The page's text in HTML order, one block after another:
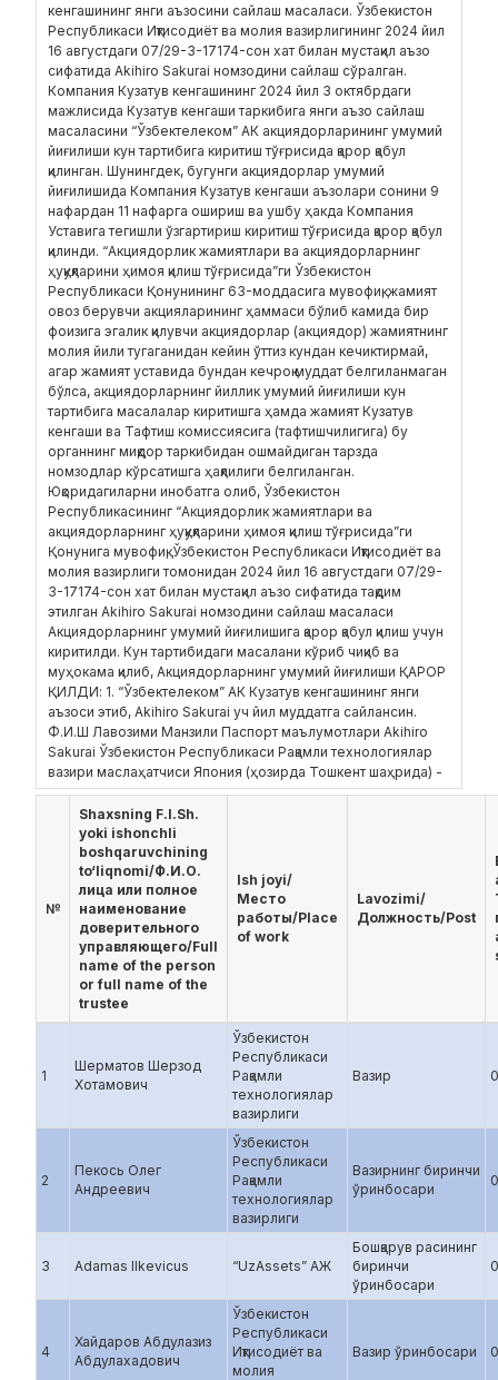
кенгашининг янги аъзосини сайлаш масаласи. Ўзбекистон
Республикаси Иқтисодиёт ва молия вазирлигининг 2024 йил
16 августдаги 07/29-3-17174-сон хат билан мустақил аъзо
сифатида Akihiro Sakurai номзодини сайлаш сўралган.
Компания Кузатув кенгашининг 2024 йил 3 октябрдаги
мажлисида Кузатув кенгаши таркибига янги аъзо сайлаш
масаласини “Ўзбектелеком” АК акциядорларининг умумий
йиғилиши кун тартибига киритиш тўғрисида қарор қабул
қилинган. Шунингдек, бугунги акциядорлар умумий
йиғилишида Компания Кузатув кенгаши аъзолари сонини 9
нафардан 11 нафарга ошириш ва ушбу ҳакда Компания
Уставига тегишли ўзгартириш киритиш тўғрисида қарор қабул
қилинди. “Акциядорлик жамиятлари ва акциядорларнинг
ҳуқуқларини ҳимоя қилиш тўғрисида”ги Ўзбекистон
Республикаси Қонунининг 63-моддасига мувофиқ, жамият
овоз берувчи акцияларининг ҳаммаси бўлиб камида бир
фоизига эгалик қилувчи акциядорлар (акциядор) жамиятнинг
молия йили тугаганидан кейин ўттиз кундан кечиктирмай,
агар жамият уставида бундан кечроқ муддат белгиланмаган
бўлса, акциядорларнинг йиллик умумий йиғилиши кун
тартибига масалалар киритишга ҳамда жамият Кузатув
кенгаши ва Тафтиш комиссиясига (тафтишчилигига) бу
органнинг миқдор таркибидан ошмайдиган тарзда
номзодлар кўрсатишга ҳақлилиги белгиланган.
Юқоридагиларни инобатга олиб, Ўзбекистон
Республикасининг “Акциядорлик жамиятлари ва
акциядорларнинг ҳуқуқларини ҳимоя қилиш тўғрисида”ги
Қонунига мувофиқ, Ўзбекистон Республикаси Иқтисодиёт ва
молия вазирлиги томонидан 2024 йил 16 августдаги 07/29-
3-17174-сон хат билан мустақил аъзо сифатида тақдим
этилган Akihiro Sakurai номзодини сайлаш масаласи
Акциядорларнинг умумий йиғилишига қарор қабул қилиш учун
киритилди. Кун тартибидаги масалани кўриб чиқиб ва
муҳокама қилиб, Акциядорларнинг умумий йиғилиши ҚАРОР
ҚИЛДИ: 1. “Ўзбектелеком” АК Кузатув кенгашининг янги
аъзоси этиб, Akihiro Sakurai уч йил муддатга сайлансин.
Ф.И.Ш Лавозими Манзили Паспорт маълумотлари Akihiro
Sakurai Ўзбекистон Республикаси Рақамли технологиялар
вазири маслаҳатчиси Япония (ҳозирда Тошкент шаҳрида) -
№
Shaxsning F.I.Sh.
yoki ishonchli
boshqaruvchining
to‘liqnomi/Ф.И.О.
лица или полное
наименование
доверительного
управляющего/Full
name of the person
or full name of the
trustee
Ish joyi/
Место
работы/Place
of work
Lavozimi/
Должность/Post
1
Шерматов Шерзод
Хотамович
Ўзбекистон
Республикаси
Рақамли
технологиялар
вазирлиги
Вазир 0
2
Пекось Олег
Андреевич
Ўзбекистон
Республикаси
Рақамли
технологиялар
вазирлиги
Вазирнинг биринчи
ўринбосари
0
3 Adamas Ilkevicus “UzAssets” АЖ
Бошқарув расининг
биринчи
ўринбосари
0
4
Хайдаров Абдулазиз
Абдулахадович
Ўзбекистон
Республикаси
Иқтисодиёт ва
молия
Вазир ўринбосари 0